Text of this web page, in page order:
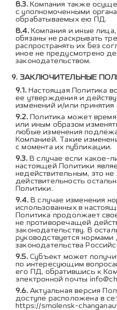
Компания также
с уполномоченными
обрабатываемых ею ПД.
Компания и иные
обязаны не раскрывать
распространять их без
иное не предусмотрено
законодательством.
ЗАКЛЮЧИТЕЛЬНЫЕ
Настоящая Политика
ее утверждения и
изменений и/или принятия
Политика может
или иным образом
любые изменения
Компанией. Такие
с момента их публикации.
В случае если какое-
настоящей Политики
недействительным, это не
действительность
Политики.
В случае изменения
использованных в
Политика продолжает
не противоречащей
законодательству. В
руководствуется
законодательства
Субъект может
по интересующим
его ПД, обратившись к
электронной почты
Актуальная версия
доступе расположена в
https://smolensk-